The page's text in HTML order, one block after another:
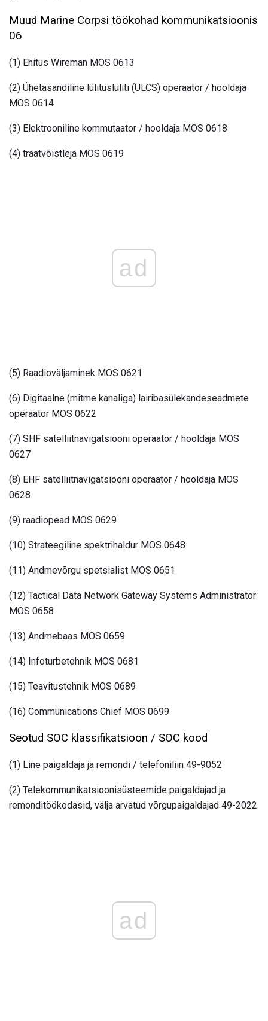
Muud Marine Corpsi töökohad kommunikatsioonis
06
(1) Ehitus Wireman MOS 0613
(2) Ühetasandiline lülituslüliti (ULCS) operaator / hooldaja
MOS 0614
(3) Elektrooniline kommutaator / hooldaja MOS 0618
(4) traatvõistleja MOS 0619
ad
(5) Raadioväljaminek MOS 0621
(6) Digitaalne (mitme kanaliga) lairibasülekandeseadmete
operaator MOS 0622
(7) SHF satelliitnavigatsiooni operaator / hooldaja MOS
0627
(8) EHF satelliitnavigatsiooni operaator / hooldaja MOS
0628
(9) raadiopead MOS 0629
(10) Strateegiline spektrihaldur MOS 0648
(11) Andmevõrgu spetsialist MOS 0651
(12) Tactical Data Network Gateway Systems Administrator
MOS 0658
(13) Andmebaas MOS 0659
(14) Infoturbetehnik MOS 0681
(15) Teavitustehnik MOS 0689
(16) Communications Chief MOS 0699
Seotud SOC klassifikatsioon / SOC kood
(1) Line paigaldaja ja remondi / telefoniliin 49-9052
(2) Telekommunikatsioonisüsteemide paigaldajad ja
remonditöökodasid, välja arvatud võrgupaigaldajad 49-2022
ad